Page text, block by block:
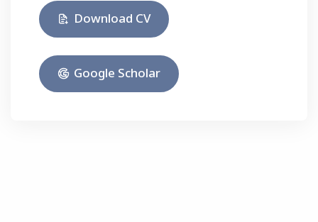
Download CV
Google Scholar